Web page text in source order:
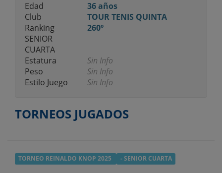
Edad
36 años
Club
TOUR TENIS QUINTA
Ranking
SENIOR
CUARTA
260º
Estatura
Sin Info
Peso
Sin Info
Estilo Juego
Sin Info
TORNEOS JUGADOS
TORNEO REINALDO KNOP 2025 - SENIOR CUARTA